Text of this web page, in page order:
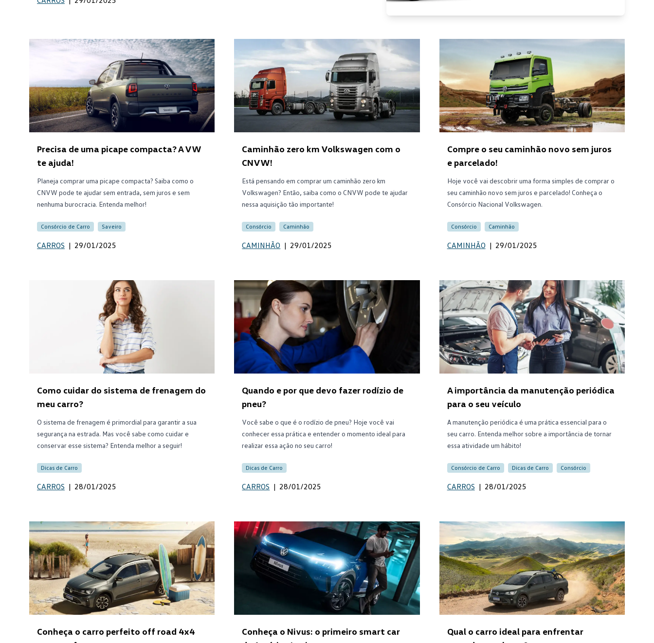
Precisa de uma picape compacta? A VW
te ajuda!
Planeja comprar uma picape compacta? Saiba como o
CNVW pode te ajudar sem entrada, sem juros e sem
nenhuma burocracia. Entenda melhor!
Consórcio de Carro Saveiro
CARROS | 29/01/2025
Caminhão zero km Volkswagen com o
CNVW!
Está pensando em comprar um caminhão zero km
Volkswagen? Então, saiba como o CNVW pode te ajudar
nessa aquisição tão importante!
Consórcio Caminhão
CAMINHÃO | 29/01/2025
Compre o seu caminhão novo sem juros
e parcelado!
Hoje você vai descobrir uma forma simples de comprar o
seu caminhão novo sem juros e parcelado! Conheça o
Consórcio Nacional Volkswagen.
Consórcio Caminhão
CAMINHÃO | 29/01/2025
Como cuidar do sistema de frenagem do
meu carro?
O sistema de frenagem é primordial para garantir a sua
segurança na estrada. Mas você sabe como cuidar e
conservar esse sistema? Entenda melhor a seguir!
Dicas de Carro
CARROS | 28/01/2025
Quando e por que devo fazer rodízio de
pneu?
Você sabe o que é o rodízio de pneu? Hoje você vai
conhecer essa prática e entender o momento ideal para
realizar essa ação no seu carro!
Dicas de Carro
CARROS | 28/01/2025
A importância da manutenção periódica
para o seu veículo
A manutenção periódica é uma prática essencial para o
seu carro. Entenda melhor sobre a importância de tornar
essa atividade um hábito!
Consórcio de Carro Dicas de Carro Consórcio
CARROS | 28/01/2025
Conheça o carro perfeito off road 4x4
Conheça o Nivus: o primeiro smart car
Qual o carro ideal para enfrentar